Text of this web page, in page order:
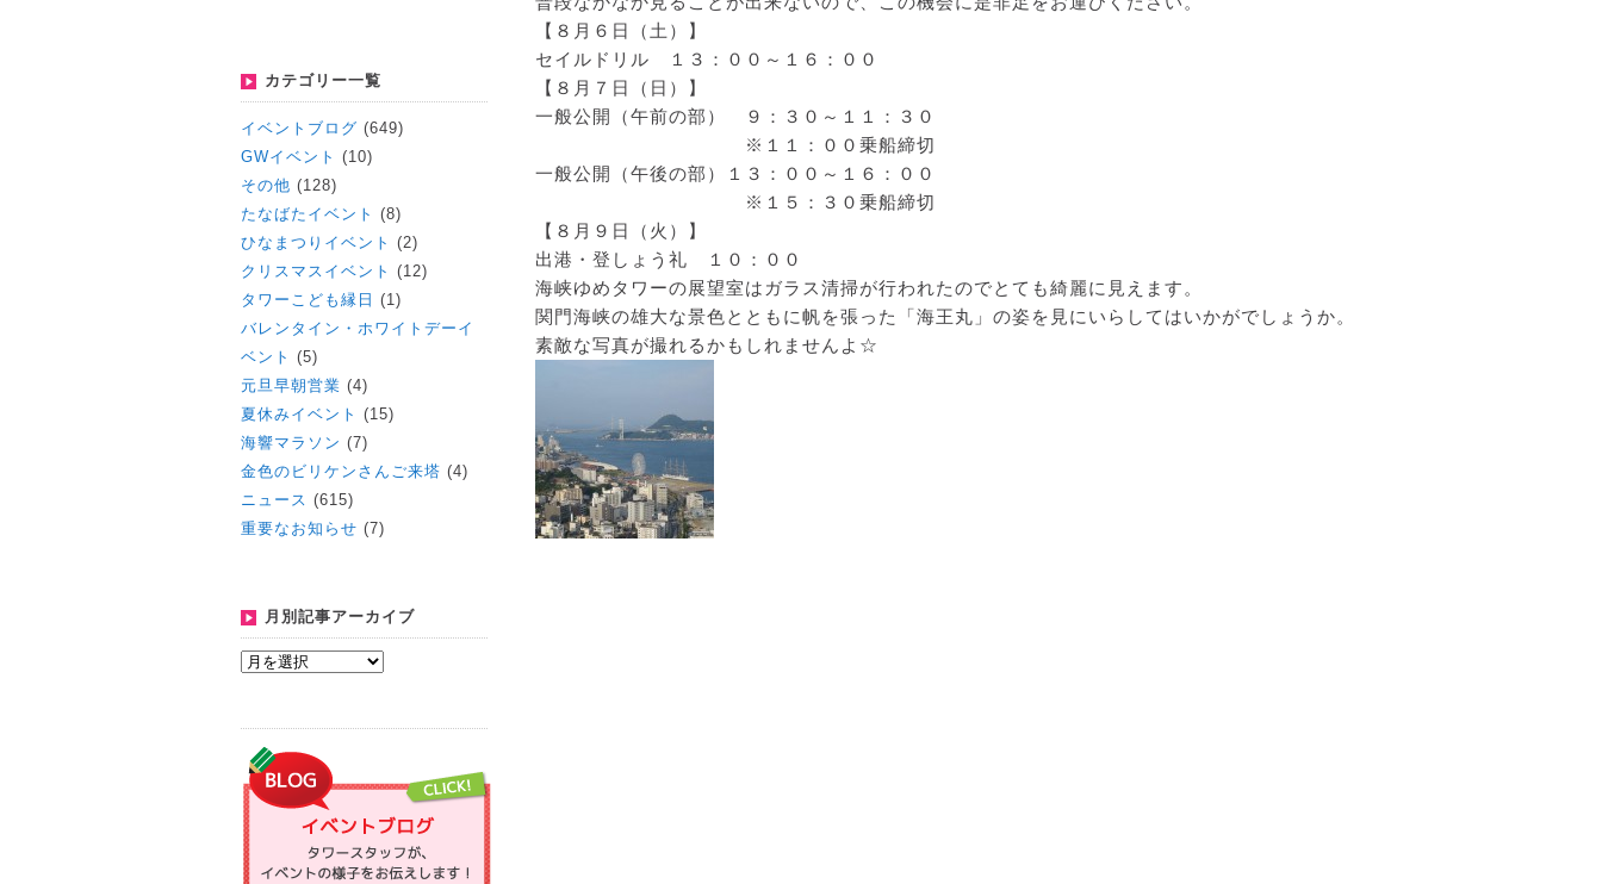
カテゴリー一覧
イベントブログ (649)
GWイベント (10)
その他 (128)
たなばたイベント (8)
ひなまつりイベント (2)
クリスマスイベント (12)
タワーこども縁日 (1)
バレンタイン・ホワイトデーイ
ベント (5)
元旦早朝営業 (4)
夏休みイベント (15)
海響マラソン (7)
金色のビリケンさんご来塔 (4)
ニュース (615)
重要なお知らせ (7)
月別記事アーカイブ
【８月６日（土）】
セイルドリル １３：００～１６：００
【８月７日（日）】
一般公開（午前の部） ９：３０～１１：３０
※１１：００乗船締切
一般公開（午後の部）１３：００～１６：００
※１５：３０乗船締切
【８月９日（火）】
出港・登しょう礼 １０：００
海峡ゆめタワーの展望室はガラス清掃が行われたのでとても綺麗に見えます。
関門海峡の雄大な景色とともに帆を張った「海王丸」の姿を見にいらしてはいかがでしょうか。
素敵な写真が撮れるかもしれませんよ☆